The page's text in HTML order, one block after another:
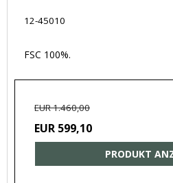
12-45010
FSC 100%.
EUR 1.460,00
EUR 599,10
PRODUKT